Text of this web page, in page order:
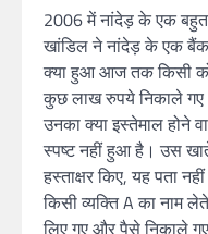
2006 में नांदेड़ के एक
खांडिल ने नांदेड़ के एक बैंक
क्या हुआ आज तक किसी
कुछ लाख रुपये निकाले
उनका क्या इस्तेमाल होने
स्पष्ट नहीं हुआ है। उस
हस्ताक्षर किए, यह पता
किसी व्यक्ति A का नाम
लिए गए और पैसे निकाले